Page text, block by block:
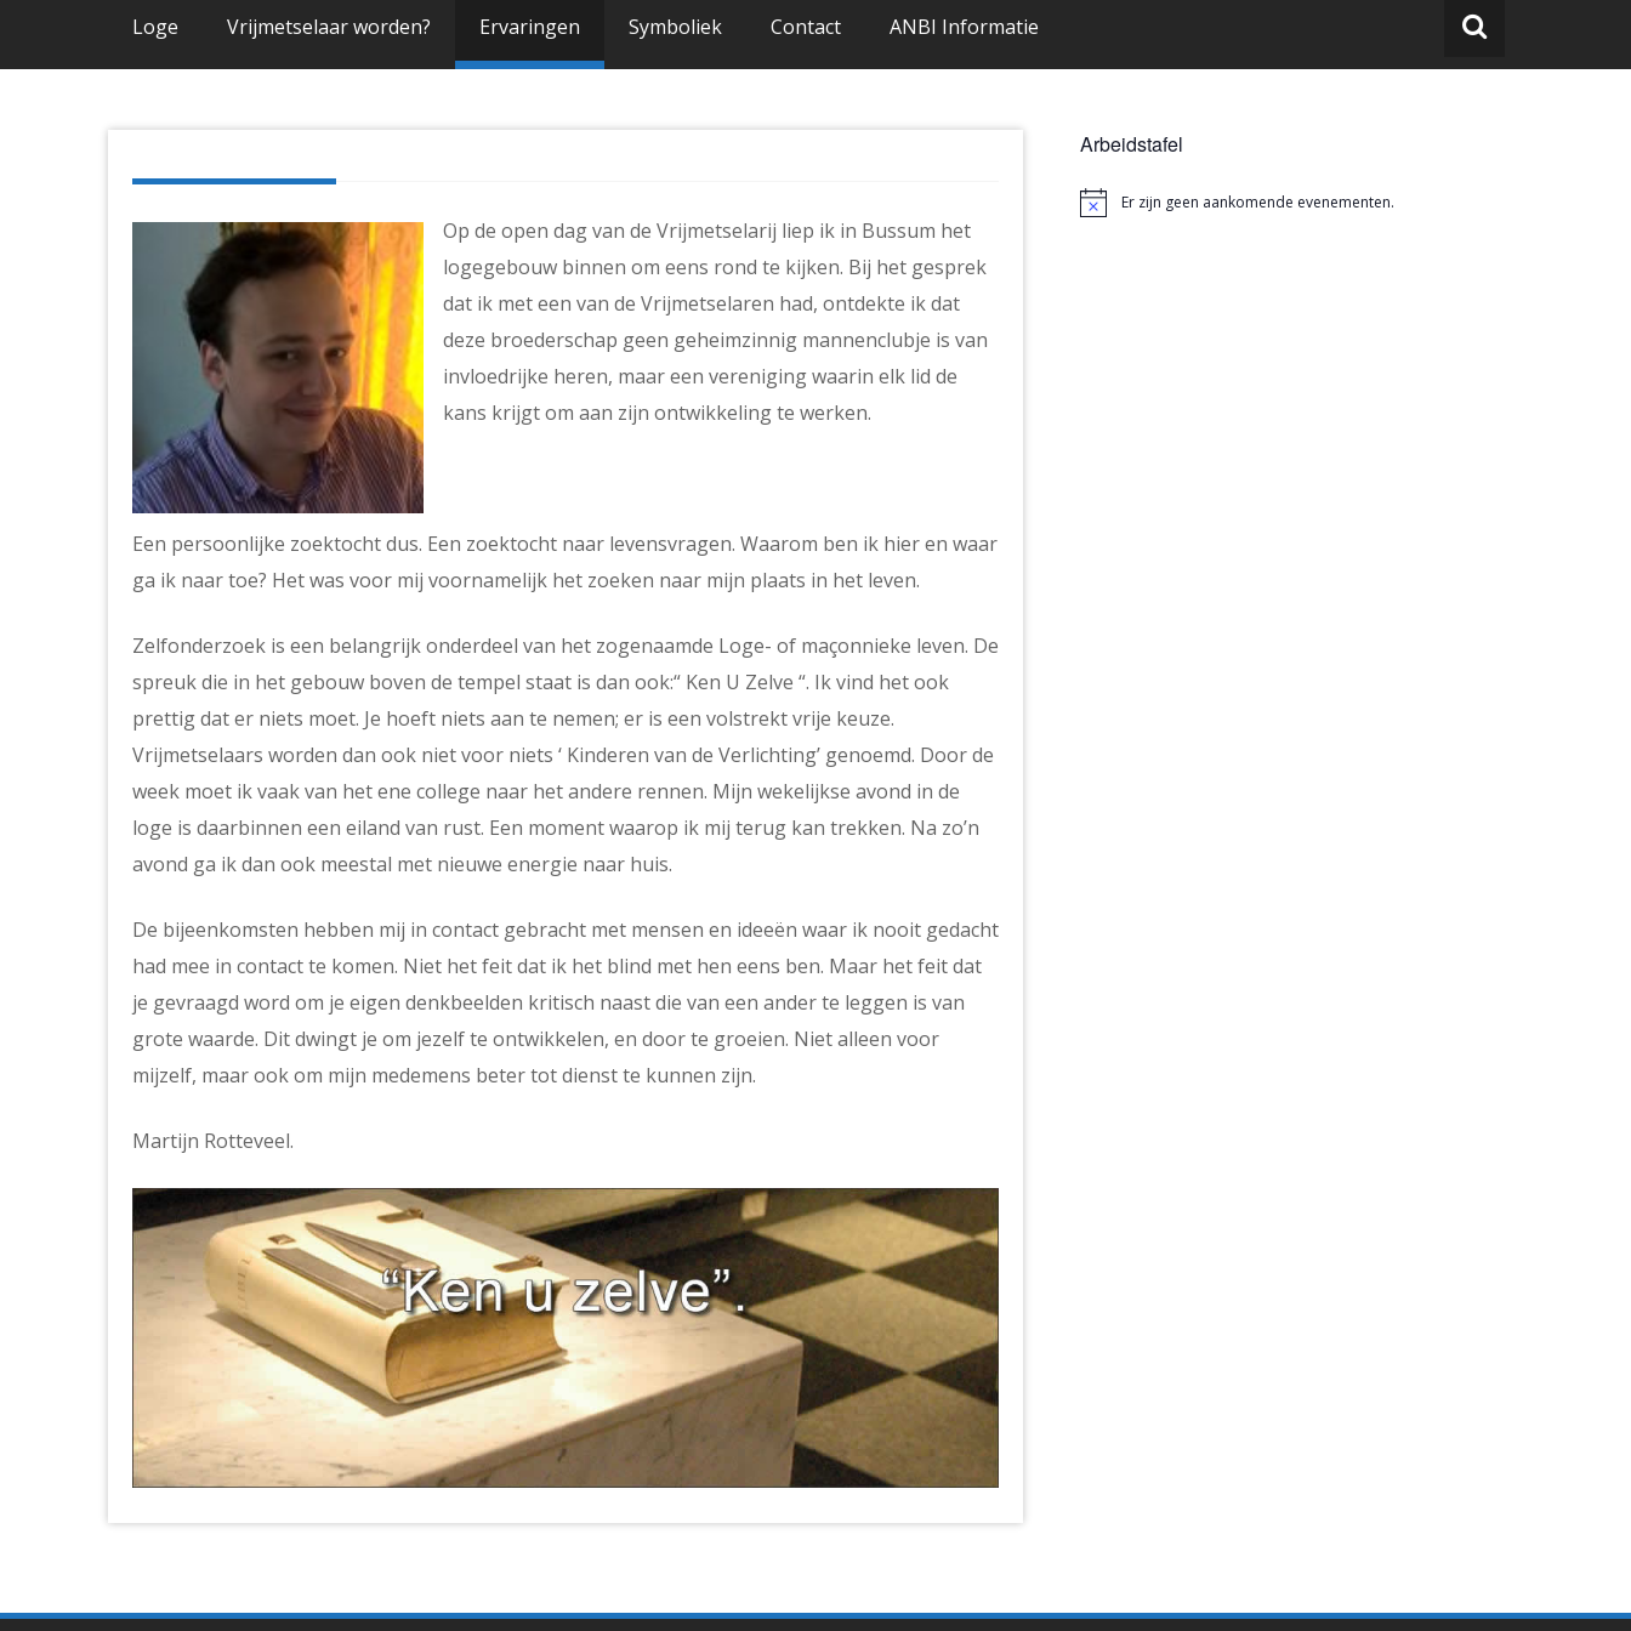
Loge Vrijmetselaar worden? Ervaringen Symboliek Contact ANBI Informatie
Op de open dag van de Vrijmetselarij liep ik in Bussum het
logegebouw binnen om eens rond te kijken. Bij het gesprek
dat ik met een van de Vrijmetselaren had, ontdekte ik dat
deze broederschap geen geheimzinnig mannenclubje is van
invloedrijke heren, maar een vereniging waarin elk lid de
kans krijgt om aan zijn ontwikkeling te werken.
Een persoonlijke zoektocht dus. Een zoektocht naar levensvragen. Waarom ben ik hier en waar
ga ik naar toe? Het was voor mij voornamelijk het zoeken naar mijn plaats in het leven.
Zelfonderzoek is een belangrijk onderdeel van het zogenaamde Loge- of maçonnieke leven. De
spreuk die in het gebouw boven de tempel staat is dan ook:“ Ken U Zelve “. Ik vind het ook
prettig dat er niets moet. Je hoeft niets aan te nemen; er is een volstrekt vrije keuze.
Vrijmetselaars worden dan ook niet voor niets ‘ Kinderen van de Verlichting’ genoemd. Door de
week moet ik vaak van het ene college naar het andere rennen. Mijn wekelijkse avond in de
loge is daarbinnen een eiland van rust. Een moment waarop ik mij terug kan trekken. Na zo’n
avond ga ik dan ook meestal met nieuwe energie naar huis.
De bijeenkomsten hebben mij in contact gebracht met mensen en ideeën waar ik nooit gedacht
had mee in contact te komen. Niet het feit dat ik het blind met hen eens ben. Maar het feit dat
je gevraagd word om je eigen denkbeelden kritisch naast die van een ander te leggen is van
grote waarde. Dit dwingt je om jezelf te ontwikkelen, en door te groeien. Niet alleen voor
mijzelf, maar ook om mijn medemens beter tot dienst te kunnen zijn.
Martijn Rotteveel.
Arbeidstafel
BerichtEr zijn geen aankomende evenementen.